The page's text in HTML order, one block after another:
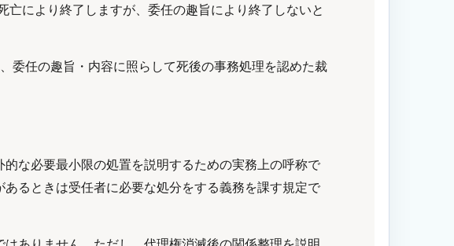
により終了しますが、委任の趣旨により終了しないと
委任の趣旨・内容に照らして死後の事務処理を認めた裁
な必要最小限の処置を説明するための実務上の呼称で
るときは受任者に必要な処分をする義務を課す規定で